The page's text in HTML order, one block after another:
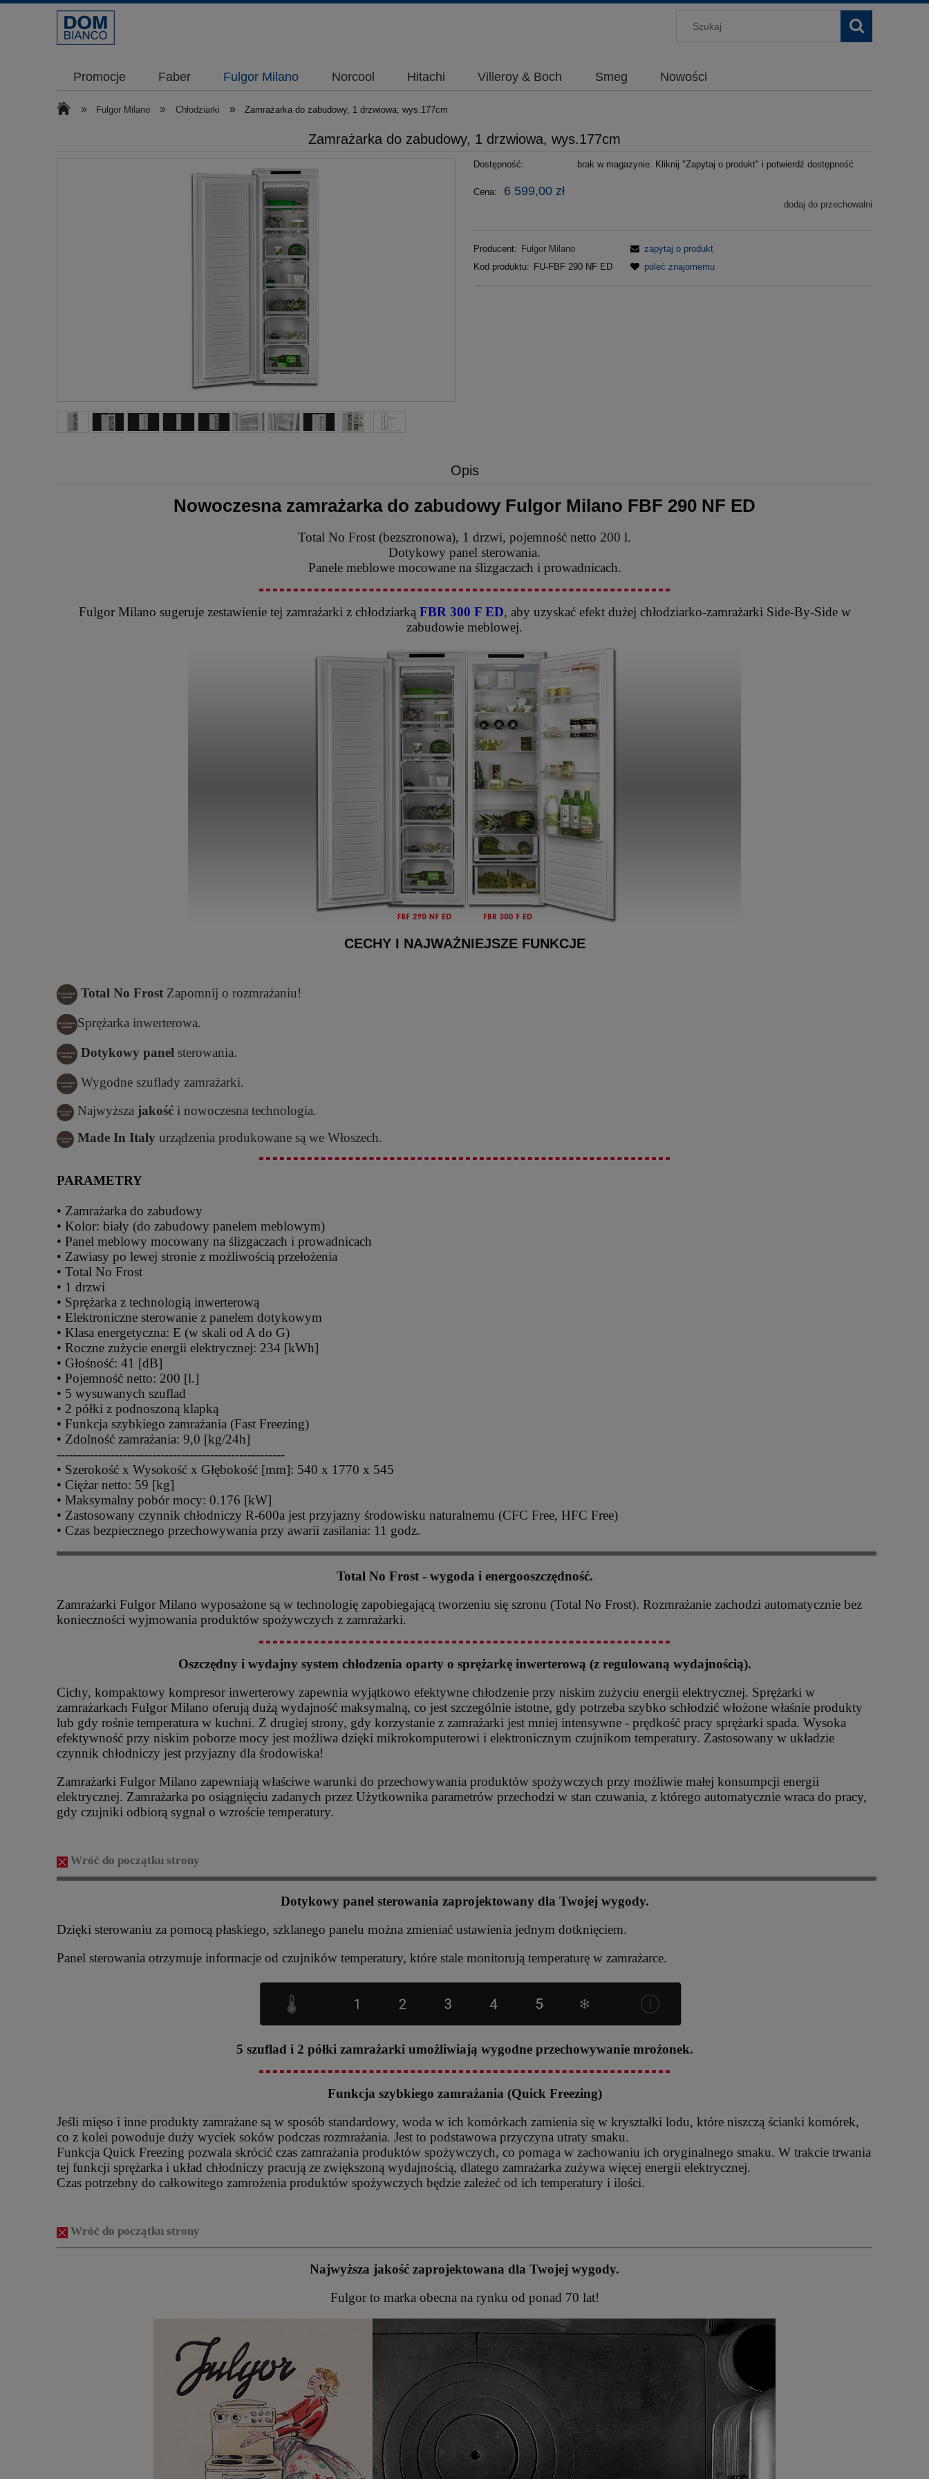
Promocje Faber Fulgor Milano Norcool Hitachi Villeroy & Boch Smeg Nowości
» Fulgor Milano » Chłodziarki » Zamrażarka do zabudowy, 1 drzwiowa, wys.177cm
Zamrażarka do zabudowy, 1 drzwiowa, wys.177cm
Dostępność: brak w magazynie. Kliknij "Zapytaj o produkt" i potwierdź dostępność
Cena: 6 599,00 zł
dodaj do przechowalni
Producent: Fulgor Milano
Kod produktu: FU-FBF 290 NF ED
zapytaj o produkt
poleć znajomemu
Opis
Nowoczesna zamrażarka do zabudowy Fulgor Milano FBF 290 NF ED
Total No Frost (bezszronowa), 1 drzwi, pojemność netto 200 l.
Dotykowy panel sterowania.
Panele meblowe mocowane na ślizgaczach i prowadnicach.
Fulgor Milano sugeruje zestawienie tej zamrażarki z chłodziarką FBR 300 F ED, aby uzyskać efekt dużej chłodziarko-zamrażarki Side-By-Side w
zabudowie meblowej.
CECHY I NAJWAŻNIEJSZE FUNKCJE
Total No Frost Zapomnij o rozmrażaniu!
Sprężarka inwerterowa.
Dotykowy panel sterowania.
Wygodne szuflady zamrażarki.
Najwyższa jakość i nowoczesna technologia.
Made In Italy urządzenia produkowane są we Włoszech.
PARAMETRY
• Zamrażarka do zabudowy
• Kolor: biały (do zabudowy panelem meblowym)
• Panel meblowy mocowany na ślizgaczach i prowadnicach
• Zawiasy po lewej stronie z możliwością przełożenia
• Total No Frost
• 1 drzwi
• Sprężarka z technologią inwerterową
• Elektroniczne sterowanie z panelem dotykowym
• Klasa energetyczna: E (w skali od A do G)
• Roczne zużycie energii elektrycznej: 234 [kWh]
• Głośność: 41 [dB]
• Pojemność netto: 200 [l.]
• 5 wysuwanych szuflad
• 2 półki z podnoszoną klapką
• Funkcja szybkiego zamrażania (Fast Freezing)
• Zdolność zamrażania: 9,0 [kg/24h]
-------------------------------------------------------
• Szerokość x Wysokość x Głębokość [mm]: 540 x 1770 x 545
• Ciężar netto: 59 [kg]
• Maksymalny pobór mocy: 0.176 [kW]
• Zastosowany czynnik chłodniczy R-600a jest przyjazny środowisku naturalnemu (CFC Free, HFC Free)
• Czas bezpiecznego przechowywania przy awarii zasilania: 11 godz.
Total No Frost - wygoda i energooszczędność.
Zamrażarki Fulgor Milano wyposażone są w technologię zapobiegającą tworzeniu się szronu (Total No Frost). Rozmrażanie zachodzi automatycznie bez
konieczności wyjmowania produktów spożywczych z zamrażarki.
Oszczędny i wydajny system chłodzenia oparty o sprężarkę inwerterową (z regulowaną wydajnością).
Cichy, kompaktowy kompresor inwerterowy zapewnia wyjątkowo efektywne chłodzenie przy niskim zużyciu energii elektrycznej. Sprężarki w
zamrażarkach Fulgor Milano oferują dużą wydajność maksymalną, co jest szczególnie istotne, gdy potrzeba szybko schłodzić włożone właśnie produkty
lub gdy rośnie temperatura w kuchni. Z drugiej strony, gdy korzystanie z zamrażarki jest mniej intensywne - prędkość pracy sprężarki spada. Wysoka
efektywność przy niskim poborze mocy jest możliwa dzięki mikrokomputerowi i elektronicznym czujnikom temperatury. Zastosowany w układzie
czynnik chłodniczy jest przyjazny dla środowiska!
Zamrażarki Fulgor Milano zapewniają właściwe warunki do przechowywania produktów spożywczych przy możliwie małej konsumpcji energii
elektrycznej. Zamrażarka po osiągnięciu zadanych przez Użytkownika parametrów przechodzi w stan czuwania, z którego automatycznie wraca do pracy,
gdy czujniki odbiorą sygnał o wzroście temperatury.
Wróć do początku strony
Dotykowy panel sterowania zaprojektowany dla Twojej wygody.
Dzięki sterowaniu za pomocą płaskiego, szklanego panelu można zmieniać ustawienia jednym dotknięciem.
Panel sterowania otrzymuje informacje od czujników temperatury, które stale monitorują temperaturę w zamrażarce.
5 szuflad i 2 półki zamrażarki umożliwiają wygodne przechowywanie mrożonek.
Funkcja szybkiego zamrażania (Quick Freezing)
Jeśli mięso i inne produkty zamrażane są w sposób standardowy, woda w ich komórkach zamienia się w kryształki lodu, które niszczą ścianki komórek,
co z kolei powoduje duży wyciek soków podczas rozmrażania. Jest to podstawowa przyczyna utraty smaku.
Funkcja Quick Freezing pozwala skrócić czas zamrażania produktów spożywczych, co pomaga w zachowaniu ich oryginalnego smaku. W trakcie trwania
tej funkcji sprężarka i układ chłodniczy pracują ze zwiększoną wydajnością, dlatego zamrażarka zużywa więcej energii elektrycznej.
Czas potrzebny do całkowitego zamrożenia produktów spożywczych będzie zależeć od ich temperatury i ilości.
Wróć do początku strony
Najwyższa jakość zaprojektowana dla Twojej wygody.
Fulgor to marka obecna na rynku od ponad 70 lat!